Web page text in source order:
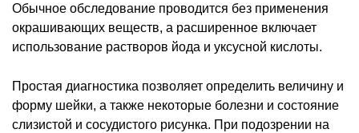
Обычное обследование проводится без применения
окрашивающих веществ, а расширенное включает
использование растворов йода и уксусной кислоты.
Простая диагностика позволяет определить величину и
форму шейки, а также некоторые болезни и состояние
слизистой и сосудистого рисунка. При подозрении на